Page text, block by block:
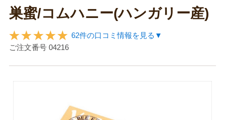
巣蜜/コムハニー(ハンガリー産)
62件の口コミ情報を見る▼
ご注文番号 04216